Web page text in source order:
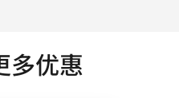
多优惠